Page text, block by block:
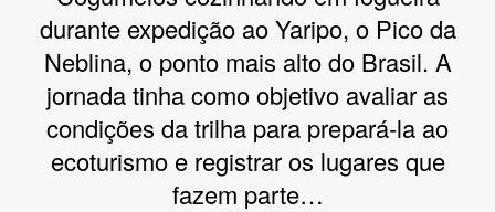
Bioma / Bacia
Tema
Subtema
durante expedição ao Yaripo, o Pico da
Neblina, o ponto mais alto do Brasil. A
jornada tinha como objetivo avaliar as
condições da trilha para prepará-la ao
ecoturismo e registrar os lugares que
fazem parte…